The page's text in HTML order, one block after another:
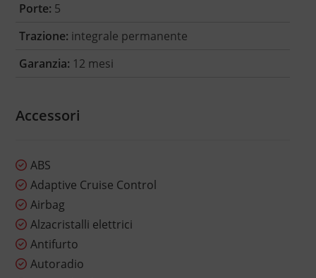
Porte: 5
Trazione: integrale permanente
Garanzia: 12 mesi
Accessori
ABS
Adaptive Cruise Control
Airbag
Alzacristalli elettrici
Antifurto
Autoradio